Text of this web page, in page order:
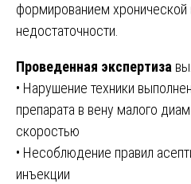
формированием хронической
недостаточности.
Проведенная экспертиза
• Нарушение техники
препарата в вену малого
скоростью
• Несоблюдение правил
инъекции